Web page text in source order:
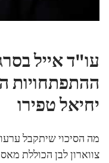
עו"ד אייל
ההתפתחויות
יחיאל טפירו
מה הסיכוי שיתקבל
צווארון לבן הכוללת